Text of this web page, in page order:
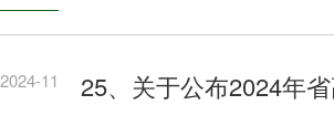
2024-11 25、关于公布2024年